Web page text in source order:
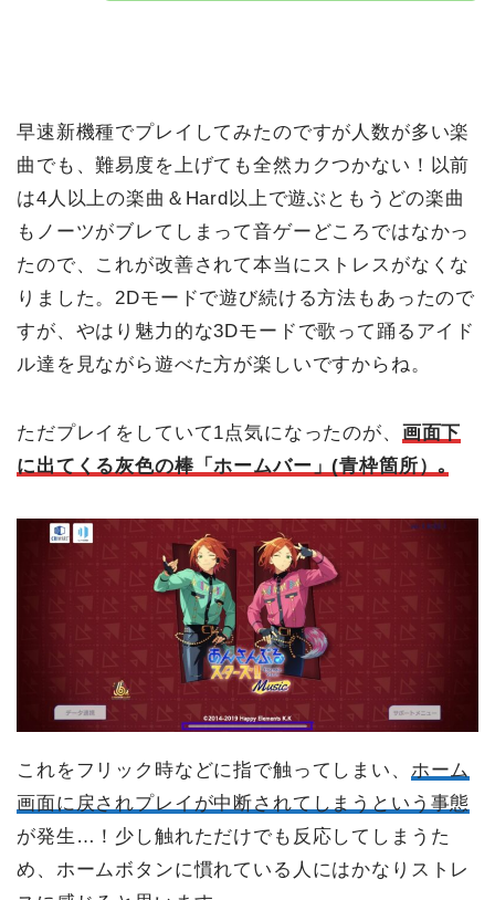
早速新機種でプレイしてみたのですが 人数が多い楽
曲でも、難易度を上げても全然カクつかない！ 以前
は4人以上の楽曲＆Hard以上で遊ぶともうどの楽曲
もノーツがブレてしまって音ゲーどころではなかっ
たので、これが改善されて本当にストレスがなくな
りました。2Dモードで遊び続ける方法もあったので
すが、やはり魅力的な3Dモードで歌って踊るアイド
ル達を見ながら遊べた方が楽しいですからね。
ただプレイをしていて1点気になったのが、 画面下
に出てくる灰色の棒「ホームバー」(青枠箇所）｡
これをフリック時などに指で触ってしまい、 ホーム
画面に戻されプレイが中断されてしまうという事態
が発生…！少し触れただけでも反応してしまうた
め、ホームボタンに慣れている人にはかなりストレ